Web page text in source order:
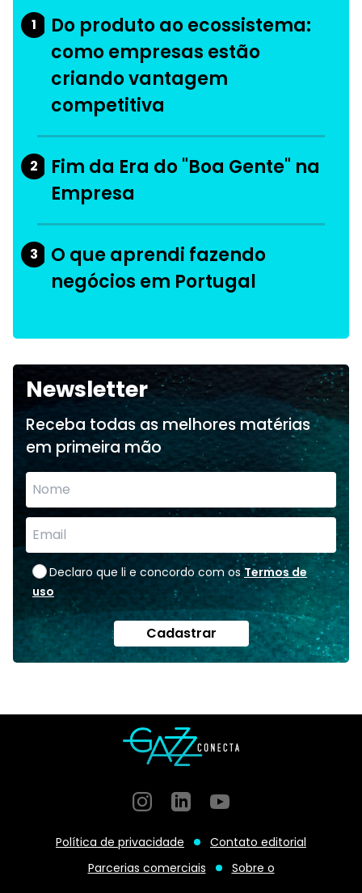
1
Do produto ao ecossistema:
como empresas estão
criando vantagem
competitiva
2
Fim da Era do "Boa Gente" na
Empresa
3
O que aprendi fazendo
negócios em Portugal
Newsletter
Receba todas as melhores matérias
em primeira mão
Declaro que li e concordo com os Termos de
uso
Cadastrar
InstagramGitHubGitHub
Política de privacidade
Contato editorial
Parcerias comerciais
Sobre o